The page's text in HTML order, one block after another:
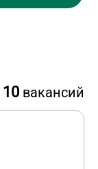
10 вакансий